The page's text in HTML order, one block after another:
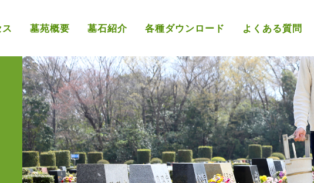
墓苑概要 墓石紹介 各種ダウンロード よくある質問